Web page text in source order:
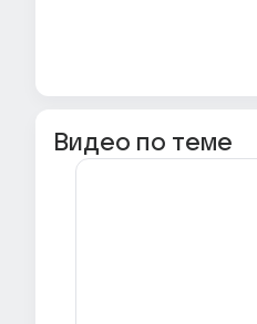
Видео по теме